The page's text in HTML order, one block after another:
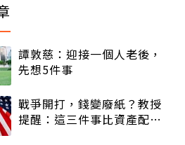
譚敦慈：迎接一個人老後，
先想5件事
戰爭開打，錢變廢紙？教授
提醒：這三件事比資產配置